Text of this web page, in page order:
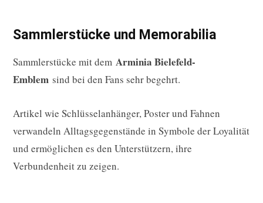
Sammlerstücke und Memorabilia
Sammlerstücke mit dem Arminia Bielefeld-
Emblem sind bei den Fans sehr begehrt.
Artikel wie Schlüsselanhänger, Poster und Fahnen
verwandeln Alltagsgegenstände in Symbole der Loyalität
und ermöglichen es den Unterstützern, ihre
Verbundenheit zu zeigen.